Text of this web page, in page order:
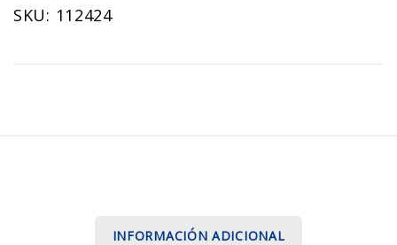
SKU: 112424
INFORMACIÓN ADICIONAL